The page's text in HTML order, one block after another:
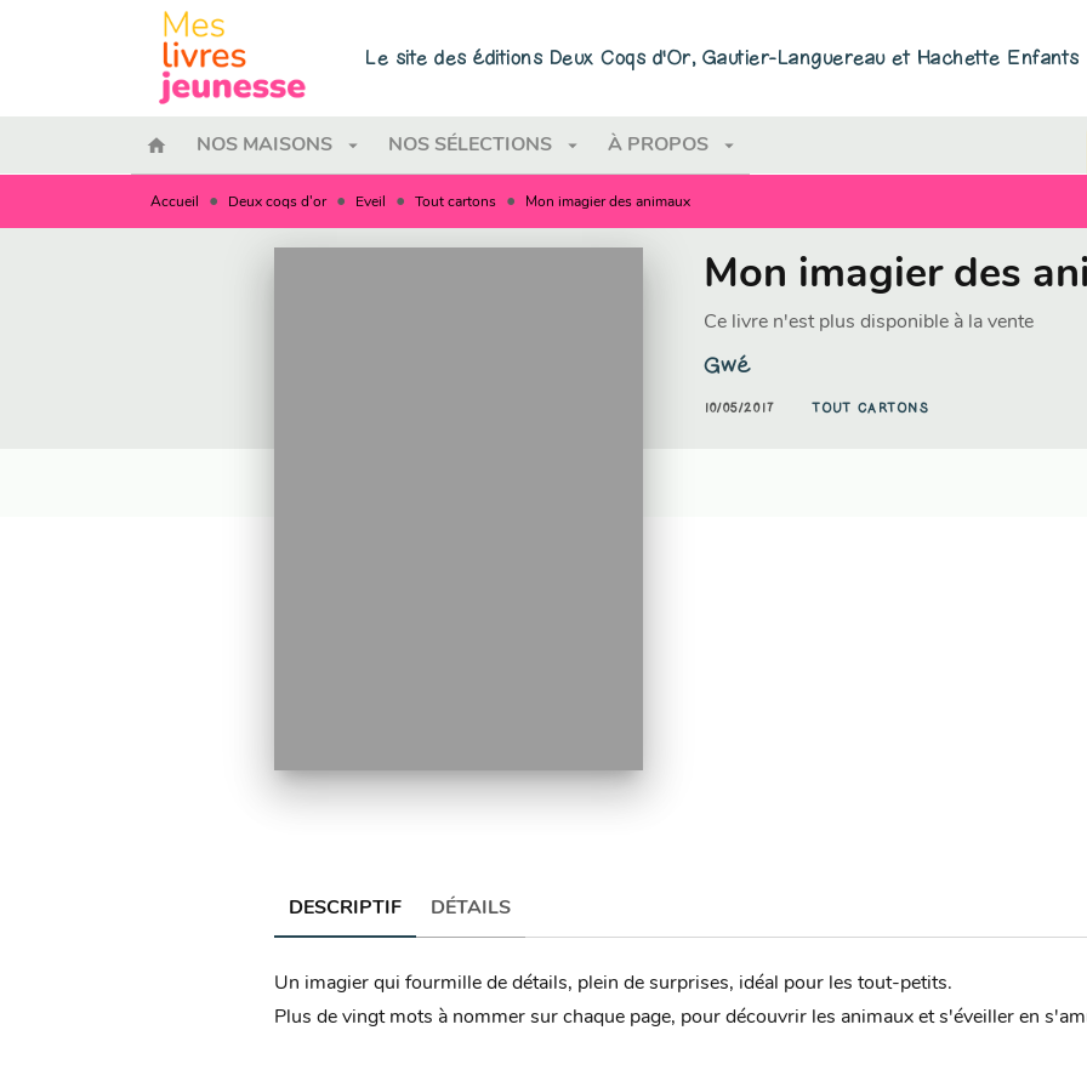
MENU
Le site des éditions Deux Coqs d'Or, Gautier-Languereau et Hachette Enfants
home NOS MAISONS arrow_drop_down NOS SÉLECTIONS arrow_drop_down À PROPOS arrow_drop_down
Accueil • Deux coqs d'or • Eveil • Tout cartons • Mon imagier des animaux
Mon imagier des
Ce livre n'est plus disponible à la vente
Gwé
10/05/2017 TOUT CARTONS
DESCRIPTIF DÉTAILS
Un imagier qui fourmille de détails, plein de surprises, idéal pour les tout-petits.
Plus de vingt mots à nommer sur chaque page, pour découvrir les animaux et s'éveiller en